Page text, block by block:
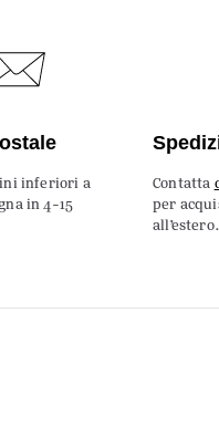
inferiori a
in 4-15
Contatta
per
all’estero.